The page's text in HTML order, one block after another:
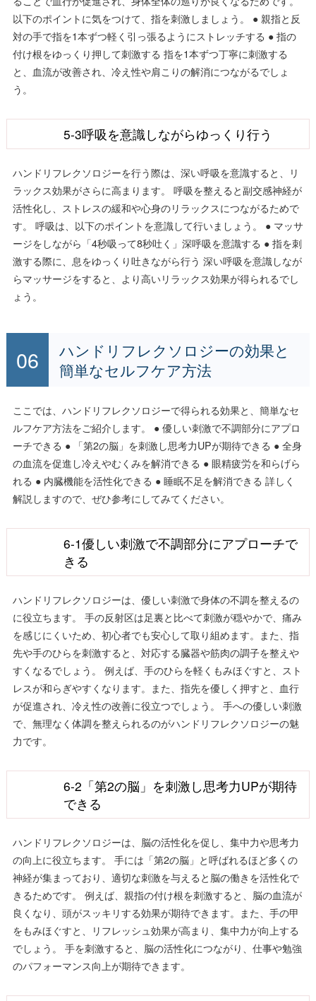
以下のポイントに気をつけて、指を刺激しましょう。 ● 親指と反
対の手で指を1本ずつ軽く引っ張るようにストレッチする ● 指の
付け根をゆっくり押して刺激する 指を1本ずつ丁寧に刺激する
と、血流が改善され、冷え性や肩こりの解消につながるでしょ
う。
5-3呼吸を意識しながらゆっくり行う
ハンドリフレクソロジーを行う際は、深い呼吸を意識すると、リ
ラックス効果がさらに高まります。 呼吸を整えると副交感神経が
活性化し、ストレスの緩和や心身のリラックスにつながるためで
す。 呼吸は、以下のポイントを意識して行いましょう。 ● マッサ
ージをしながら「4秒吸って8秒吐く」深呼吸を意識する ● 指を刺
激する際に、息をゆっくり吐きながら行う 深い呼吸を意識しなが
らマッサージをすると、より高いリラックス効果が得られるでし
ょう。
ハンドリフレクソロジーの効果と
簡単なセルフケア方法
ここでは、ハンドリフレクソロジーで得られる効果と、簡単なセ
ルフケア方法をご紹介します。 ● 優しい刺激で不調部分にアプロ
ーチできる ● 「第2の脳」を刺激し思考力UPが期待できる ● 全身
の血流を促進し冷えやむくみを解消できる ● 眼精疲労を和らげら
れる ● 内臓機能を活性化できる ● 睡眠不足を解消できる 詳しく
解説しますので、ぜひ参考にしてみてください。
6-1優しい刺激で不調部分にアプローチで
きる
ハンドリフレクソロジーは、優しい刺激で身体の不調を整えるの
に役立ちます。 手の反射区は足裏と比べて刺激が穏やかで、痛み
を感じにくいため、初心者でも安心して取り組めます。また、指
先や手のひらを刺激すると、対応する臓器や筋肉の調子を整えや
すくなるでしょう。 例えば、手のひらを軽くもみほぐすと、スト
レスが和らぎやすくなります。また、指先を優しく押すと、血行
が促進され、冷え性の改善に役立つでしょう。 手への優しい刺激
で、無理なく体調を整えられるのがハンドリフレクソロジーの魅
力です。
6-2「第2の脳」を刺激し思考力UPが期待
できる
ハンドリフレクソロジーは、脳の活性化を促し、集中力や思考力
の向上に役立ちます。 手には「第2の脳」と呼ばれるほど多くの
神経が集まっており、適切な刺激を与えると脳の働きを活性化で
きるためです。 例えば、親指の付け根を刺激すると、脳の血流が
良くなり、頭がスッキリする効果が期待できます。また、手の甲
をもみほぐすと、リフレッシュ効果が高まり、集中力が向上する
でしょう。 手を刺激すると、脳の活性化につながり、仕事や勉強
のパフォーマンス向上が期待できます。